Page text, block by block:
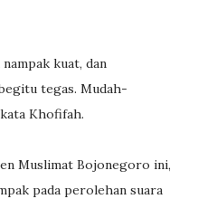
kuat, dan
tegas. Mudah-
Khofifah.
Muslimat Bojonegoro ini,
pada perolehan suara